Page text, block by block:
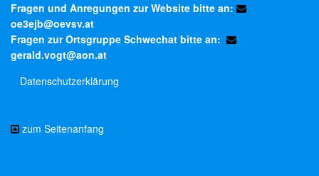
Fragen und Anregungen zur Website bitte an:
oe3ejb@oevsv.at
Fragen zur Ortsgruppe Schwechat bitte an:
gerald.vogt@aon.at
Datenschutzerklärung
zum Seitenanfang